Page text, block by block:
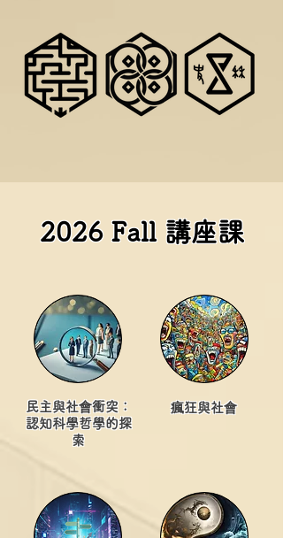
2026 Fall 講座課
民主與社會衝突：
認知科學哲學的探
索
瘋狂與社會